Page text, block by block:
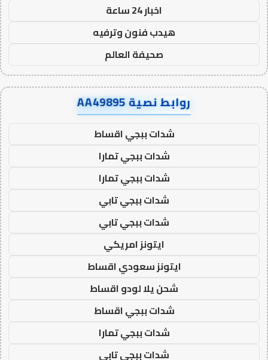
اخبار 24 ساعة
هيدب فنون وترفيه
صحيفة العالم
روابط نصية AA49895
شدات ببجي اقساط
شدات ببجي تمارا
شدات ببجي تمارا
شدات ببجي تابي
شدات ببجي تابي
ايتونز امريكي
ايتونز سعودي اقساط
شحن يلا لودو اقساط
شدات ببجي اقساط
شدات ببجي تمارا
شدات ببجي تابي